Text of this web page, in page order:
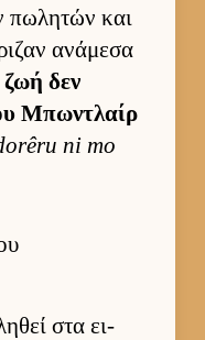
πωλητών και
ανάμεσα
δεν
Μπωντλαίρ
ni mo
στα ει­